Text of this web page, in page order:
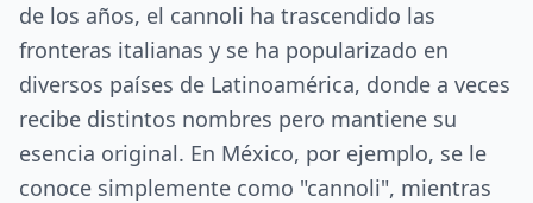
de los años, el cannoli ha trascendido las
fronteras italianas y se ha popularizado en
diversos países de Latinoamérica, donde a veces
recibe distintos nombres pero mantiene su
esencia original. En México, por ejemplo, se le
conoce simplemente como "cannoli", mientras